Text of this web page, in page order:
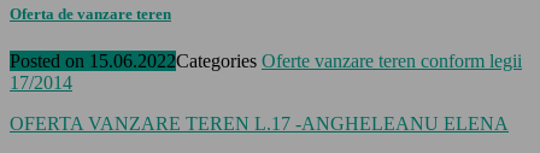
Oferta de vanzare teren
Posted on 15.06.2022Categories Oferte vanzare teren conform legii
17/2014
OFERTA VANZARE TEREN L.17 -ANGHELEANU ELENA